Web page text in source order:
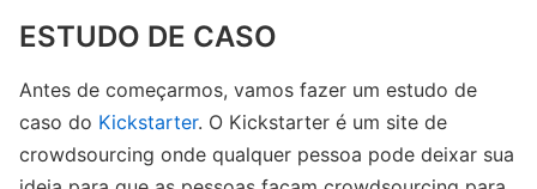
ESTUDO DE CASO
Antes de começarmos, vamos fazer um estudo de
caso do Kickstarter. O Kickstarter é um site de
crowdsourcing onde qualquer pessoa pode deixar sua